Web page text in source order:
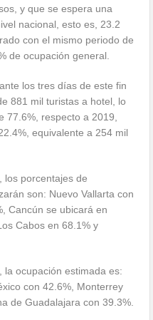
y que se espera una
nacional, esto es, 23.2
con el mismo periodo de
de ocupación general.
los tres días de este fin
881 mil turistas a hotel, lo
77.6%, respecto a 2019,
equivalente a 254 mil
los porcentajes de
son: Nuevo Vallarta con
Cancún se ubicará en
Cabos en 68.1% y
la ocupación estimada es:
con 42.6%, Monterrey
de Guadalajara con 39.3%.